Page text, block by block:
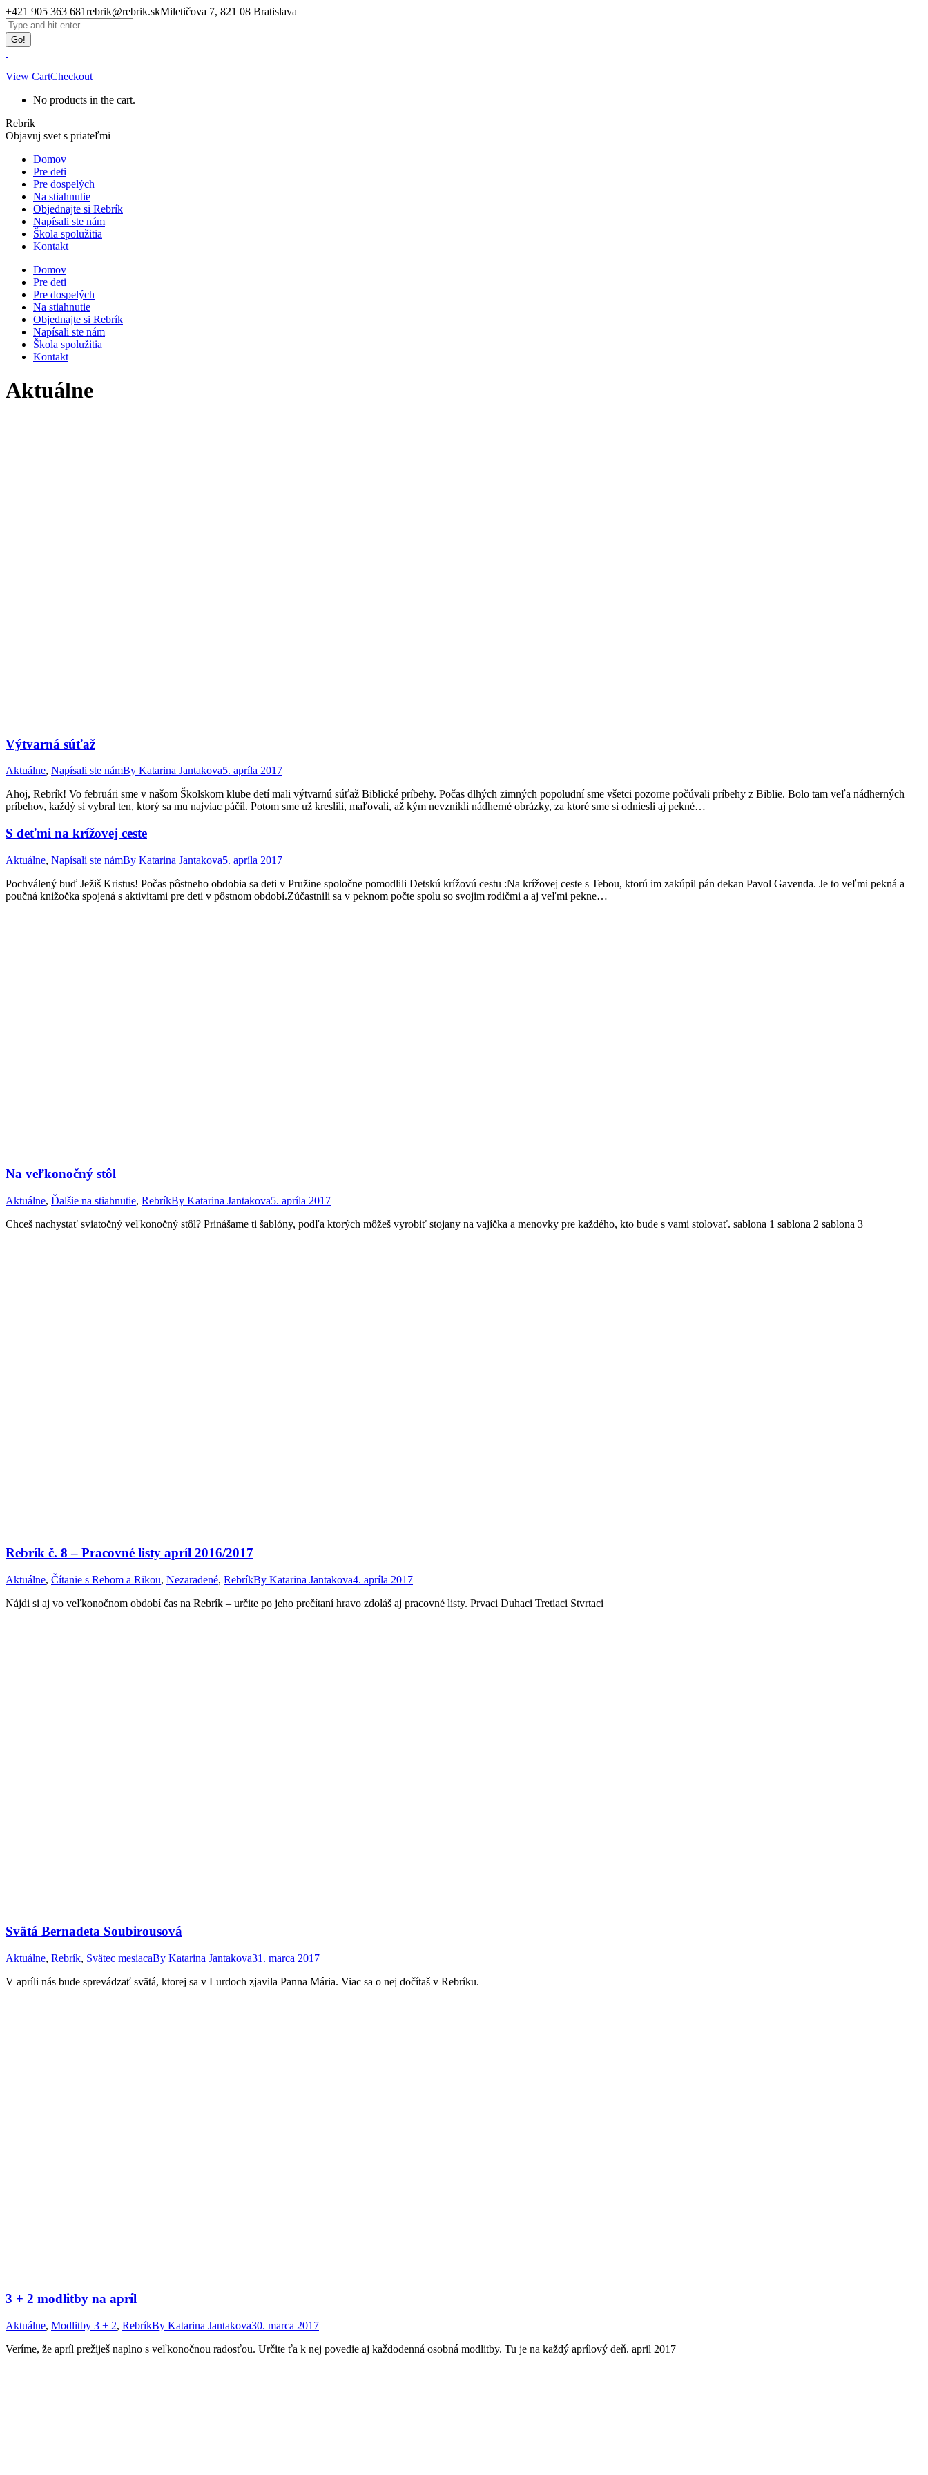
Skip
to
content
+421 905 363 681rebrik@rebrik.skMiletičova 7, 821 08 Bratislava
Facebook
page
opens
in
new
window
Search:
View CartCheckout
No products in the cart.
Rebrík
Objavuj svet s priateľmi
Domov
Pre deti
Pre dospelých
Na stiahnutie
Objednajte si Rebrík
Napísali ste nám
Škola spolužitia
Kontakt
Domov
Pre deti
Pre dospelých
Na stiahnutie
Objednajte si Rebrík
Napísali ste nám
Škola spolužitia
Kontakt
Aktuálne
Výtvarná súťaž
Aktuálne, Napísali ste námBy Katarina Jantakova5. apríla 2017
Ahoj, Rebrík! Vo februári sme v našom Školskom klube detí mali výtvarnú súťaž Biblické príbehy. Počas dlhých zimných popoludní sme všetci pozorne počúvali príbehy z Biblie. Bolo tam veľa nádherných
príbehov, každý si vybral ten, ktorý sa mu najviac páčil. Potom sme už kreslili, maľovali, až kým nevznikli nádherné obrázky, za ktoré sme si odniesli aj pekné…
S deťmi na krížovej ceste
Aktuálne, Napísali ste námBy Katarina Jantakova5. apríla 2017
Pochválený buď Ježiš Kristus! Počas pôstneho obdobia sa deti v Pružine spoločne pomodlili Detskú krížovú cestu :Na krížovej ceste s Tebou, ktorú im zakúpil pán dekan Pavol Gavenda. Je to veľmi pekná a
poučná knižočka spojená s aktivitami pre deti v pôstnom období.Zúčastnili sa v peknom počte spolu so svojim rodičmi a aj veľmi pekne…
Na veľkonočný stôl
Aktuálne, Ďalšie na stiahnutie, RebríkBy Katarina Jantakova5. apríla 2017
Chceš nachystať sviatočný veľkonočný stôl? Prinášame ti šablóny, podľa ktorých môžeš vyrobiť stojany na vajíčka a menovky pre každého, kto bude s vami stolovať. sablona 1 sablona 2 sablona 3
Rebrík č. 8 – Pracovné listy apríl 2016/2017
Aktuálne, Čítanie s Rebom a Rikou, Nezaradené, RebríkBy Katarina Jantakova4. apríla 2017
Nájdi si aj vo veľkonočnom období čas na Rebrík – určite po jeho prečítaní hravo zdoláš aj pracovné listy. Prvaci Duhaci Tretiaci Stvrtaci
Svätá Bernadeta Soubirousová
Aktuálne, Rebrík, Svätec mesiacaBy Katarina Jantakova31. marca 2017
V apríli nás bude sprevádzať svätá, ktorej sa v Lurdoch zjavila Panna Mária. Viac sa o nej dočítaš v Rebríku.
3 + 2 modlitby na apríl
Aktuálne, Modlitby 3 + 2, RebríkBy Katarina Jantakova30. marca 2017
Veríme, že apríl prežiješ naplno s veľkonočnou radosťou. Určite ťa k nej povedie aj každodenná osobná modlitby. Tu je na každý aprílový deň. april 2017